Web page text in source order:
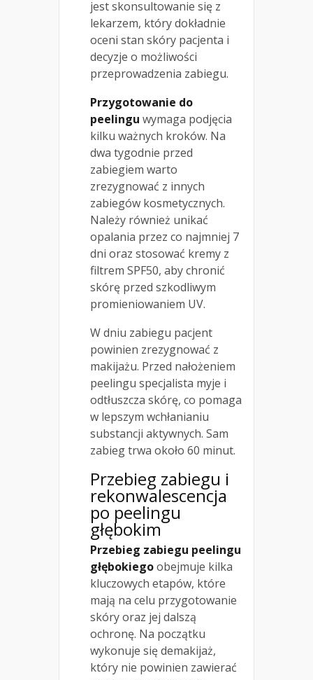
jest skonsultowanie się z
lekarzem, który dokładnie
oceni stan skóry pacjenta i
decyzje o możliwości
przeprowadzenia zabiegu.
Przygotowanie do
peelingu wymaga podjęcia
kilku ważnych kroków. Na
dwa tygodnie przed
zabiegiem warto
zrezygnować z innych
zabiegów kosmetycznych.
Należy również unikać
opalania przez co najmniej 7
dni oraz stosować kremy z
filtrem SPF50, aby chronić
skórę przed szkodliwym
promieniowaniem UV.
W dniu zabiegu pacjent
powinien zrezygnować z
makijażu. Przed nałożeniem
peelingu specjalista myje i
odtłuszcza skórę, co pomaga
w lepszym wchłanianiu
substancji aktywnych. Sam
zabieg trwa około 60 minut.
Przebieg zabiegu i
rekonwalescencja
po peelingu
głębokim
Przebieg zabiegu peelingu
głębokiegoobejmuje kilka
kluczowych etapów, które
mają na celu przygotowanie
skóry oraz jej dalszą
ochronę. Na początku
wykonuje się demakijaż,
który nie powinien zawierać